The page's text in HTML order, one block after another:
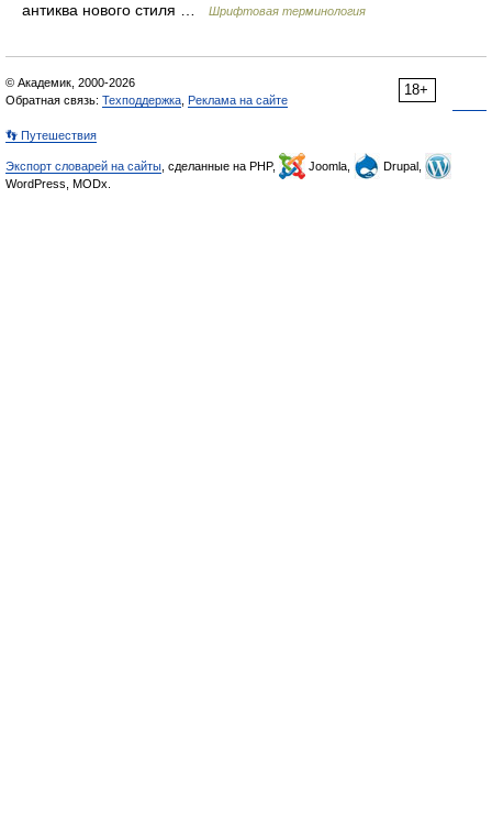
антиква нового стиля …
Шрифтовая терминология
18+
© Академик, 2000-2026
Обратная связь: Техподдержка Реклама на сайте
👣 Путешествия
Экспорт словарей на сайты , сделанные на PHP, Joomla,
Drupal,
WordPress, MODx.